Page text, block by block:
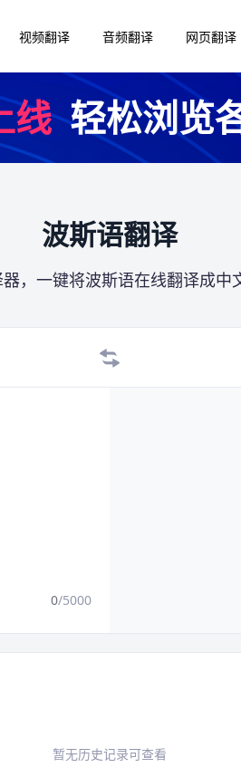
视频翻译 音频翻译 网页翻译
线轻松浏览
波斯语翻译
，一键将波斯语在线翻译成中
0/5000
暂无历史记录可查看